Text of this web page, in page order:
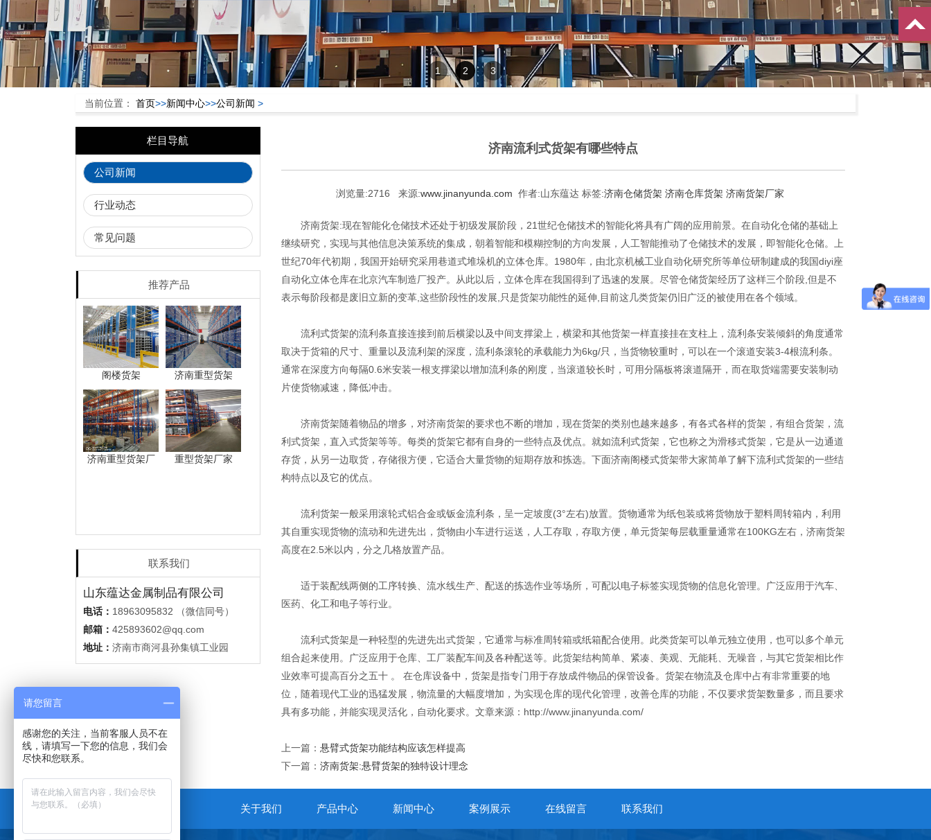
1 2 3
当前位置： 首页>>新闻中心>>公司新闻 >
栏目导航
公司新闻
行业动态
常见问题
推荐产品
阁楼货架 济南重型货架
济南重型货架厂 重型货架厂家
联系我们
山东蕴达金属制品有限公司
电话： 18963095832 （微信同号）
邮箱： 425893602@qq.com
地址： 济南市商河县孙集镇工业园
济南流利式货架有哪些特点
浏览量:2716来源:www.jinanyunda.com 作者:山东蕴达标签:济南仓储货架 济南仓库货架 济南货架厂家
济南货架:现在智能化仓储技术还处于初级发展阶段，21世纪仓储技术的智能化将具有广阔的应用前景。在自动化仓储的基础上
继续研究，实现与其他信息决策系统的集成，朝着智能和模糊控制的方向发展，人工智能推动了仓储技术的发展，即智能化仓储。上
世纪70年代初期，我国开始研究采用巷道式堆垛机的立体仓库。1980年，由北京机械工业自动化研究所等单位研制建成的我国diyi座
自动化立体仓库在北京汽车制造厂投产。从此以后，立体仓库在我国得到了迅速的发展。尽管仓储货架经历了这样三个阶段,但是不
表示每阶段都是废旧立新的变革,这些阶段性的发展,只是货架功能性的延伸,目前这几类货架仍旧广泛的被使用在各个领域。
流利式货架的流利条直接连接到前后横梁以及中间支撑梁上，横梁和其他货架一样直接挂在支柱上，流利条安装倾斜的角度通常
取决于货箱的尺寸、重量以及流利架的深度，流利条滚轮的承载能力为6kg/只，当货物较重时，可以在一个滚道安装3-4根流利条。
通常在深度方向每隔0.6米安装一根支撑梁以增加流利条的刚度，当滚道较长时，可用分隔板将滚道隔开，而在取货端需要安装制动
片使货物减速，降低冲击。
济南货架随着物品的增多，对济南货架的要求也不断的增加，现在货架的类别也越来越多，有各式各样的货架，有组合货架，流
利式货架，直入式货架等等。每类的货架它都有自身的一些特点及优点。就如流利式货架，它也称之为滑移式货架，它是从一边通道
存货，从另一边取货，存储很方便，它适合大量货物的短期存放和拣选。下面济南阁楼式货架带大家简单了解下流利式货架的一些结
构特点以及它的优点。
流利货架一般采用滚轮式铝合金或钣金流利条，呈一定坡度(3°左右)放置。货物通常为纸包装或将货物放于塑料周转箱内，利用
其自重实现货物的流动和先进先出，货物由小车进行运送，人工存取，存取方便，单元货架每层载重量通常在100KG左右，济南货架
高度在2.5米以内，分之几格放置产品。
适于装配线两侧的工序转换、流水线生产、配送的拣选作业等场所，可配以电子标签实现货物的信息化管理。广泛应用于汽车、
医药、化工和电子等行业。
流利式货架是一种轻型的先进先出式货架，它通常与标准周转箱或纸箱配合使用。此类货架可以单元独立使用，也可以多个单元
组合起来使用。广泛应用于仓库、工厂装配车间及各种配送等。此货架结构简单、紧凑、美观、无能耗、无噪音，与其它货架相比作
业效率可提高百分之五十 。 在仓库设备中，货架是指专门用于存放成件物品的保管设备。货架在物流及仓库中占有非常重要的地
位，随着现代工业的迅猛发展，物流量的大幅度增加，为实现仓库的现代化管理，改善仓库的功能，不仅要求货架数量多，而且要求
具有多功能，并能实现灵活化，自动化要求。文章来源：http://www.jinanyunda.com/
上一篇： 悬臂式货架功能结构应该怎样提高
下一篇： 济南货架:悬臂货架的独特设计理念
关于我们 产品中心 新闻中心 案例展示 在线留言 联系我们
请您留言
感谢您的关注，当前客服人员不在
线，请填写一下您的信息，我们会
尽快和您联系。